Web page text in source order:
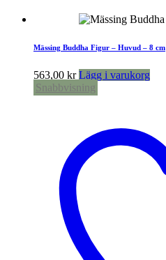
Mässing Buddha Figur – Huvud – 8 cm
563,00 kr Lägg i varukorg
Snabbvisning